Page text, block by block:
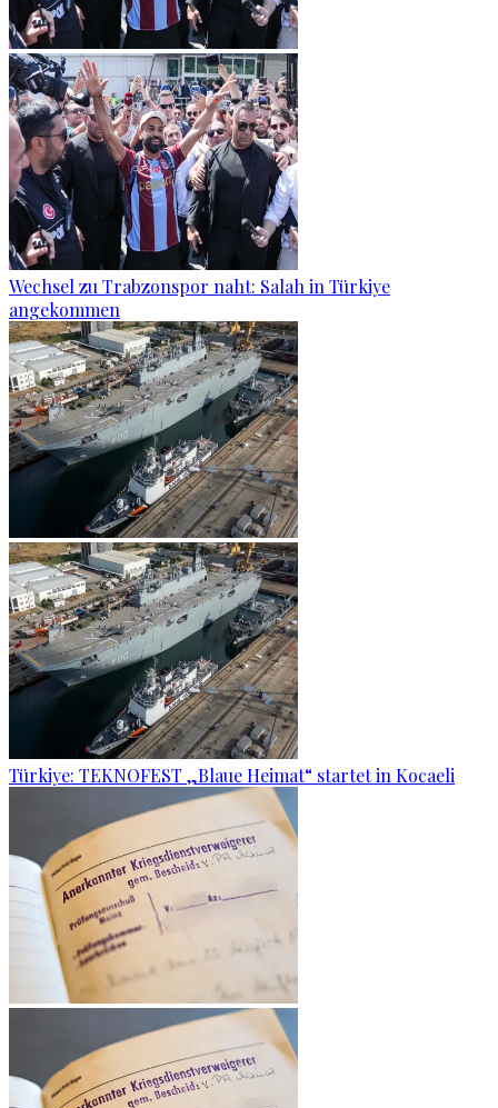
Wechsel zu Trabzonspor naht: Salah in Türkiye
angekommen
Türkiye: TEKNOFEST „Blaue Heimat“ startet in Kocaeli